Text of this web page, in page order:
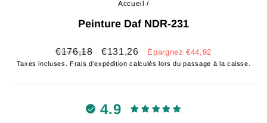
Accueil /
Peinture Daf NDR-231
Prix
régulier
€176,18
Prix
réduit
€131,26 Épargnez €44,92
Taxes incluses. Frais d'expédition calculés lors du passage à la caisse.
4.9